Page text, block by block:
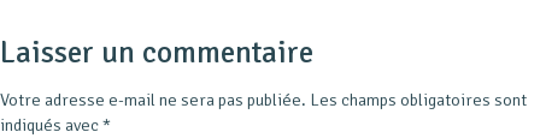
Laisser un commentaire
Votre adresse e-mail ne sera pas publiée. Les champs obligatoires sont
indiqués avec*